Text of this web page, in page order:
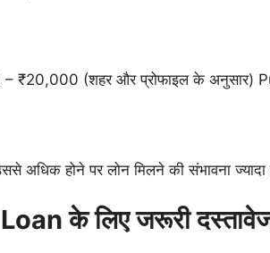
₹20,000 (शहर और प्रोफाइल के अनुसार)
अधिक होने पर लोन मिलने की संभावना ज्यादा
के लिए जरूरी